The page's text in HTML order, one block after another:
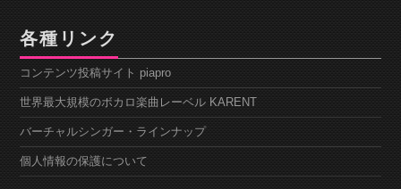
各種リンク
コンテンツ投稿サイト piapro
世界最大規模のボカロ楽曲レーベル KARENT
バーチャルシンガー・ラインナップ
個人情報の保護について